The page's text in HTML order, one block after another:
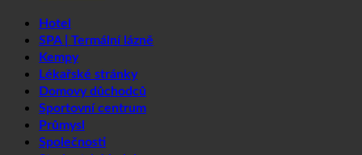
SPA | Termální lázně
Kempy
Lékařské stránky
Domovy důchodců
Sportovní centrum
Průmysl
Společnosti
Studentské koleje